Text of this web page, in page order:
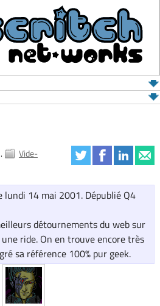
Vide-
lundi 14 mai 2001. Dépublié Q4
détournements du web sur
ride. On en trouve encore très
sa référence 100% pur geek.